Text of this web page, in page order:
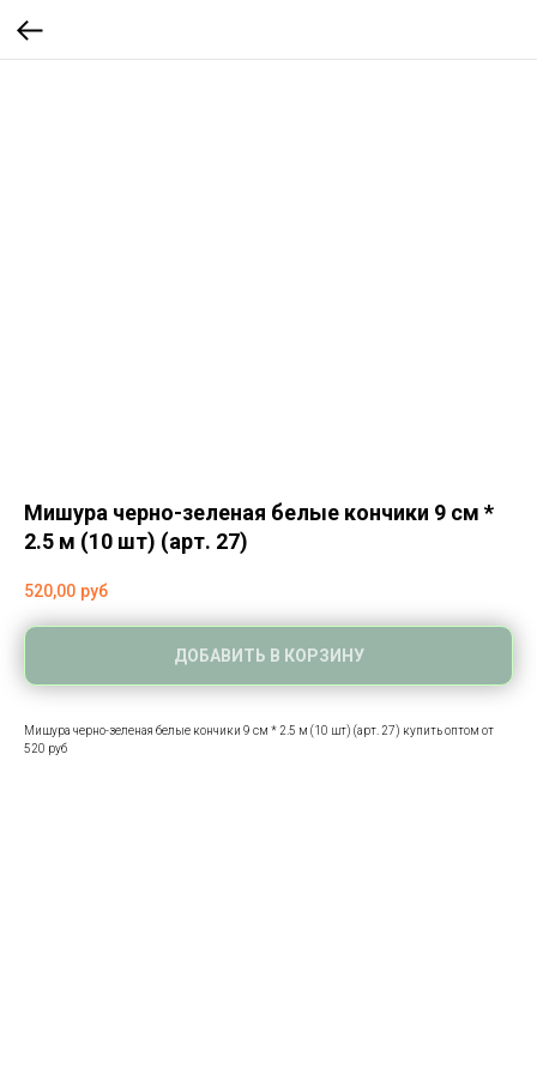
Мишура черно-зеленая белые кончики 9 см *
2.5 м (10 шт) (арт. 27)
520,00 руб
ДОБАВИТЬ В КОРЗИНУ
Мишура черно-зеленая белые кончики 9 см * 2.5 м (10 шт) (арт. 27) купить оптом от
520 руб